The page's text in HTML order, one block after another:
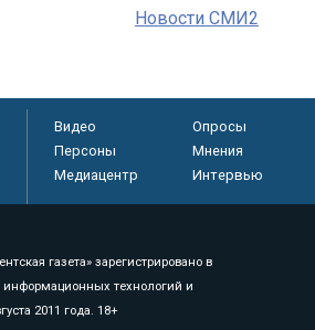
Новости СМИ2
Видео Опросы
Персоны
Мнения
Медиацентр
Интервью
газета» зарегистрировано в
информационных технологий и
2011 года. 18+